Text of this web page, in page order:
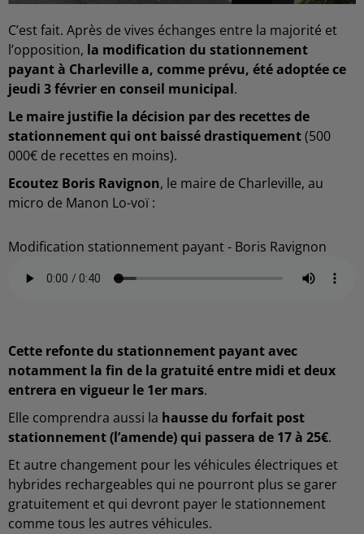
C’est fait. Après de vives échanges entre la majorité et
l’opposition, la modification du stationnement
payant à Charleville a, comme prévu, été adoptée ce
jeudi 3 février en conseil municipal.
Le maire justifie la décision par des recettes de
stationnement qui ont baissé drastiquement(500
000€ de recettes en moins).
Ecoutez Boris Ravignon, le maire de Charleville, au
micro de Manon Lo-voï :
Modification stationnement payant - Boris Ravignon
Cette refonte du stationnement payant avec
notamment la fin de la gratuité entre midi et deux
entrera en vigueur le 1er mars.
Elle comprendra aussi la hausse du forfait post
stationnement (l’amende) qui passera de 17 à 25€.
Et autre changement pour les véhicules électriques et
hybrides rechargeables qui ne pourront plus se garer
gratuitement et qui devront payer le stationnement
comme tous les autres véhicules.